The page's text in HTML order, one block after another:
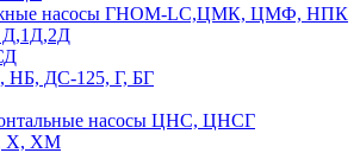
насосы ГНОМ-LC,ЦМК, ЦМФ, НПК
Д,1Д,2Д
ДС-125, Г, БГ
насосы ЦНС, ЦНСГ
Х, ХМ